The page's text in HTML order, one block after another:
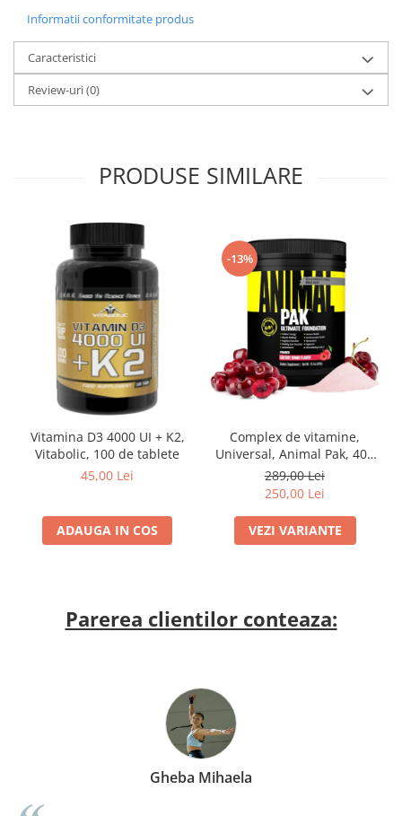
Informatii conformitate produs
Caracteristici
Review-uri(0)
PRODUSE SIMILARE
Vitamina D3 4000 UI + K2,
Vitabolic, 100 de tablete
45,00 Lei
ADAUGA IN COS
-13%
Complex de vitamine,
Universal, Animal Pak, 400
grame, pudra
289,00 Lei
250,00 Lei
VEZI VARIANTE
Parerea clientilor conteaza:
Gheba Mihaela